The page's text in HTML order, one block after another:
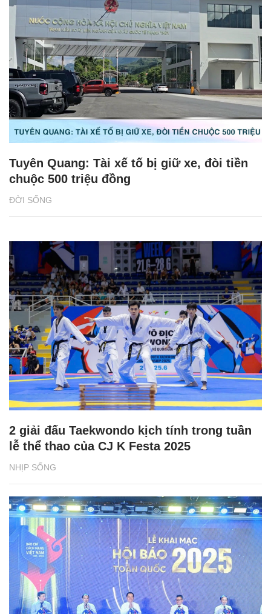
ĐỜI SỐNG
Tuyên Quang: Tài xế tố bị giữ xe, đòi tiền
chuộc 500 triệu đồng
NHỊP SỐNG
2 giải đấu Taekwondo kịch tính trong tuần
lễ thể thao của CJ K Festa 2025